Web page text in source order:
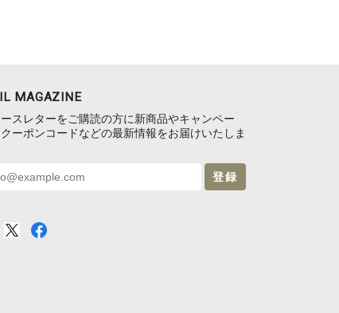
MAGAZINE
スレターをご購読の方に新商品やキャンペー
ーポンコードなどの最新情報をお届けいたしま
登録